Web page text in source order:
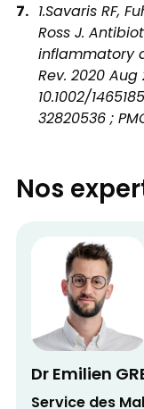
1.Savaris RF,
Ross J.
inflammatory
Rev. 2020 Aug
10.1002/
32820536 ;
Nos
Dr Emilien
Service des